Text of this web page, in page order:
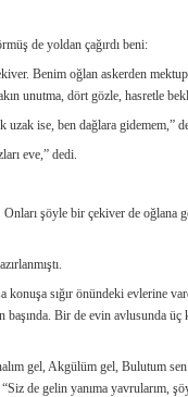
de yoldan çağırdı beni:
Benim oğlan askerden mektup
unutma, dört gözle, hasretle
uzak ise, ben dağlara gidemem,”
eve,” dedi.
şöyle bir çekiver de oğlana
konuşa sığır önündeki evlerine
Bir de evin avlusunda
gel, Akgülüm gel, Bulutum
de gelin yanıma yavrularım,